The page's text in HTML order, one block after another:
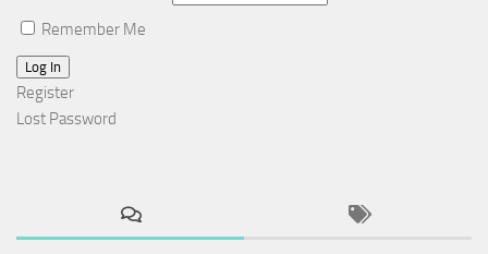
Remember Me
Log In
Register
Lost Password